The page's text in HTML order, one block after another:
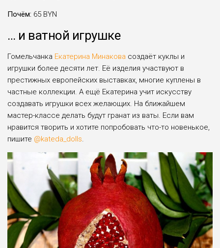
Почём: 65 BYN
… и ватной игрушке
Гомельчанка Екатерина Минакова создаёт куклы и
игрушки более десяти лет. Её изделия участвуют в
престижных европейских выставках, многие куплены в
частные коллекции. А ещё Екатерина учит искусству
создавать игрушки всех желающих. На ближайшем
мастер-классе делать будут гранат из ваты. Если вам
нравится творить и хотите попробовать что-то новенькое,
пишите @kateda_dolls.